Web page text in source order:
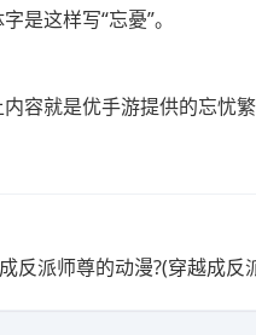
是这样写“忘憂”。
容就是优手游提供的忘忧